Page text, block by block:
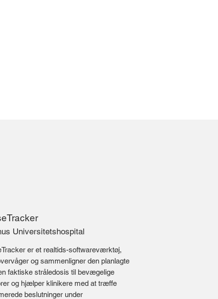
Universitetshospital
er et realtids-softwareværktøj,
og sammenligner den planlagte
faktiske stråledosis til bevægelige
og hjælper klinikere med at træffe
beslutninger under